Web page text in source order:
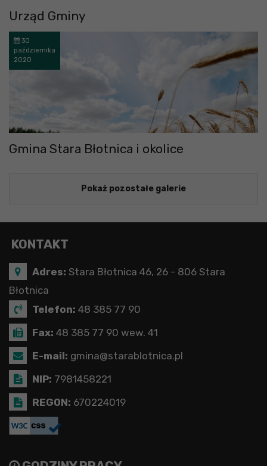
Urząd Gminy
30
października
2020
Gmina Stara Błotnica i okolice
Pokaż pozostałe galerie
KONTAKT
Adres: Stara Błotnica 46, 26 - 806 Stara
Błotnica
Telefon: 48 385 77 90
Fax: 48 385 77 90 wew. 41
E-mail: gmina@starablotnica.pl
NIP: 7981458221
REGON: 670224019